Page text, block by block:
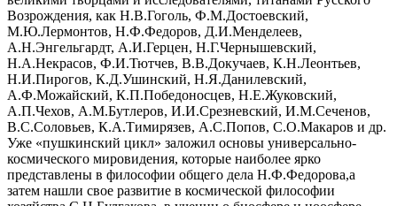
Возрождения, как Н.В.Гоголь, Ф.М.Достоевский,
М.Ю.Лермонтов, Н.Ф.Федоров, Д.И.Менделеев,
А.Н.Энгельгардт, А.И.Герцен, Н.Г.Чернышевский,
Н.А.Некрасов, Ф.И.Тютчев, В.В.Докучаев, К.Н.Леонтьев,
Н.И.Пирогов, К.Д.Ушинский, Н.Я.Данилевский,
А.Ф.Можайский, К.П.Победоносцев, Н.Е.Жуковский,
А.П.Чехов, А.М.Бутлеров, И.И.Срезневский, И.М.Сеченов,
В.С.Соловьев, К.А.Тимирязев, А.С.Попов, С.О.Макаров и др.
Уже «пушкинский цикл» заложил основы универсально-
космического мировидения, которые наиболее ярко
представлены в философии общего дела Н.Ф.Федорова,а
затем нашли свое развитие в космической философии